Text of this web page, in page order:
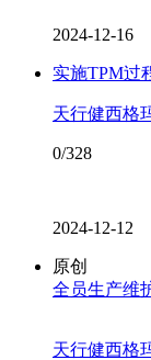
2024-12-16
实施TPM过
天行健西格
0/328
2024-12-12
原创
全员生产维
天行健西格